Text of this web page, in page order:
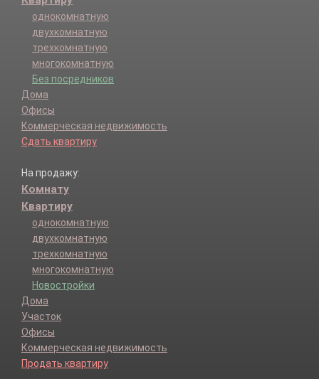
однокомнатную
двухкомнатную
трехкомнатную
многокомнатную
Без посредников
Дома
Офисы
Коммерческая недвижимость
Сдать квартиру
На продажу:
Комнату
Квартиру
однокомнатную
двухкомнатную
трехкомнатную
многокомнатную
Новостройки
Дома
Участок
Офисы
Коммерческая недвижимость
Продать квартиру